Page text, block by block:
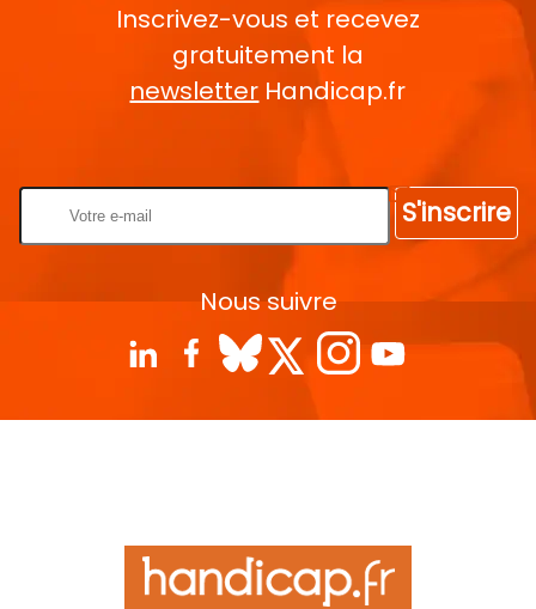
Inscrivez-vous et recevez
gratuitement la
newsletter Handicap.fr
S'inscrire
Nous suivre